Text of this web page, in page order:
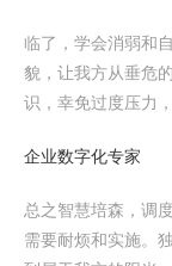
临了，学会消弱和
貌，让我方从垂危
识，幸免过度压力
企业数字化专家
总之智慧培森，调
需要耐烦和实施。